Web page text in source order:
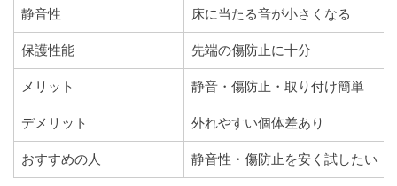
静音性 床に当たる音が小さくなる
保護性能 先端の傷防止に十分
メリット 静音・傷防止・取り付け簡単
デメリット 外れやすい個体差あり
おすすめの人 静音性・傷防止を安く試したい